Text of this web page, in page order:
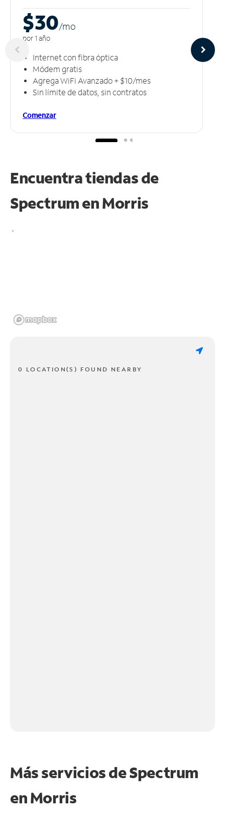
$30/mo
por 1 año
Internet con fibra óptica
Módem gratis
Agrega WiFi Avanzado + $10/mes
Sin límite de datos, sin contratos
Comenzar
Encuentra tiendas de
Spectrum enMorris
0 LOCATION(S) FOUND NEARBY
Más servicios de Spectrum
enMorris